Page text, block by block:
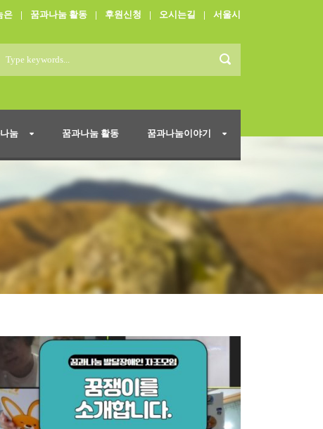
은 | 꿈과나눔 활동 | 후원신청 | 오시는길 | 서울시
눔 꿈과나눔 활동 꿈과나눔이야기